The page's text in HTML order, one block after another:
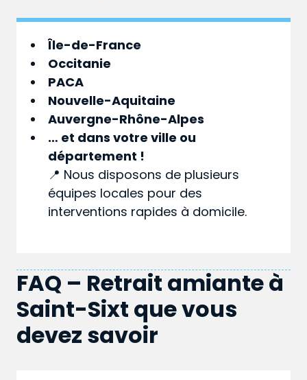
Île-de-France
Occitanie
PACA
Nouvelle-Aquitaine
Auvergne-Rhône-Alpes
… et dans votreville ou
département !
📍 Nous disposons de plusieurs
équipes locales pour des
interventions rapides à domicile.
FAQ – Retrait amiante à
Saint-Sixt que vous
devez savoir